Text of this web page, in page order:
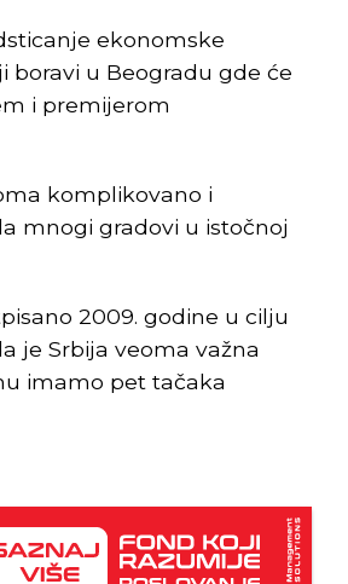
ekonomske
boravi u Beogradu gde će
i premijerom
komplikovano i
mnogi gradovi u istočnoj
2009. godine u cilju
je Srbija veoma važna
imamo pet tačaka